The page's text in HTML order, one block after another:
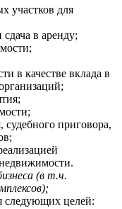
участков для
в аренду;
в качестве вклада в
приговора,
(в т.ч.
следующих целей: